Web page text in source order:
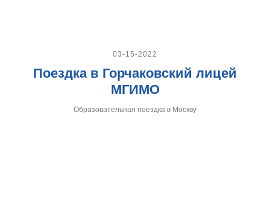
03-15-2022
Поездка в Горчаковский лицей
МГИМО
Образовательная поездка в Москву